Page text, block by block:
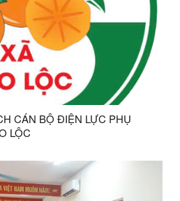
CÁN BỘ ĐIỆN LỰC PHỤ
LỘC